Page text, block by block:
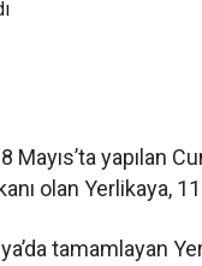
yapılan
olan Yerlikaya,
tamamlayan